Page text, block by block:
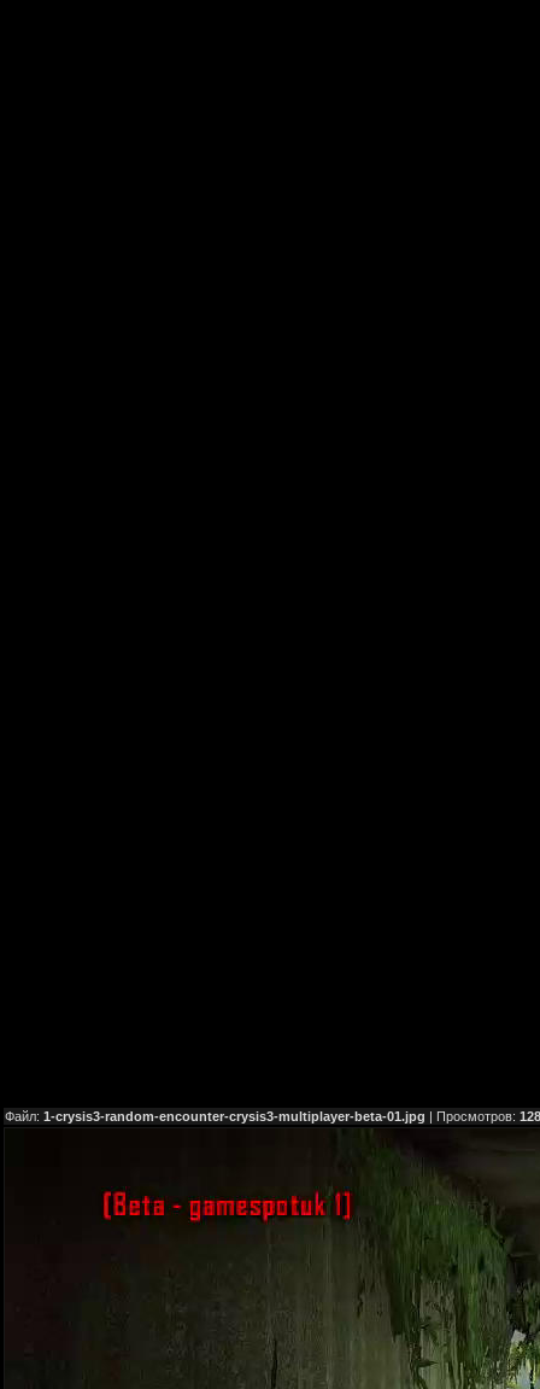
Файл: 1-crysis3-random-encounter-crysis3-multiplayer-beta-01.jpg | Просмотров: